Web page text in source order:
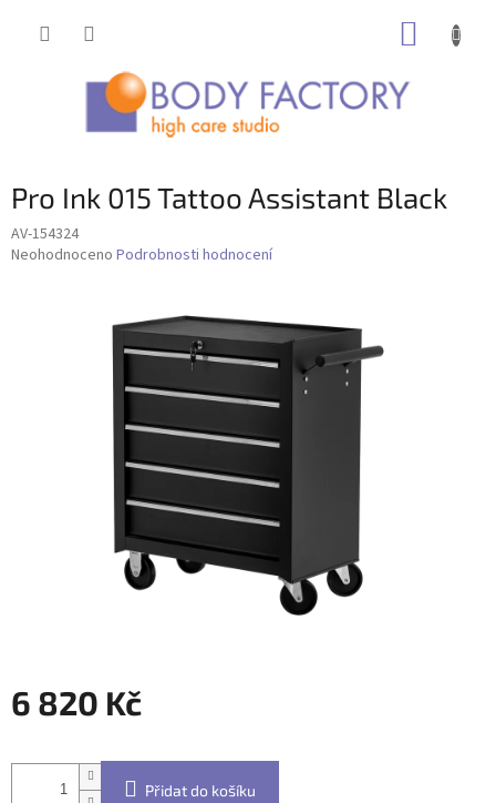
Pro Ink 015 Tattoo Assistant Black
AV-154324
Průměrné
Neohodnoceno Podrobnosti hodnocení
6 820 Kč
cena:
Přidat do košíku